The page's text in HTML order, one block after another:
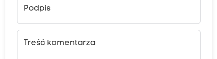
Podpis
Treść komentarza